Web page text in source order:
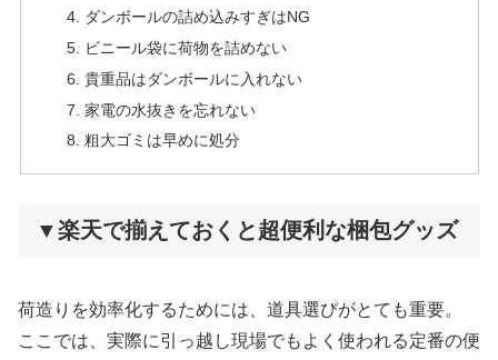
ダンボールの詰め込みすぎはNG
ビニール袋に荷物を詰めない
貴重品はダンボールに入れない
家電の水抜きを忘れない
粗大ゴミは早めに処分
▼楽天で揃えておくと超便利な梱包グッズ
荷造りを効率化するためには、道具選びがとても重要。
ここでは、実際に引っ越し現場でもよく使われる定番の便